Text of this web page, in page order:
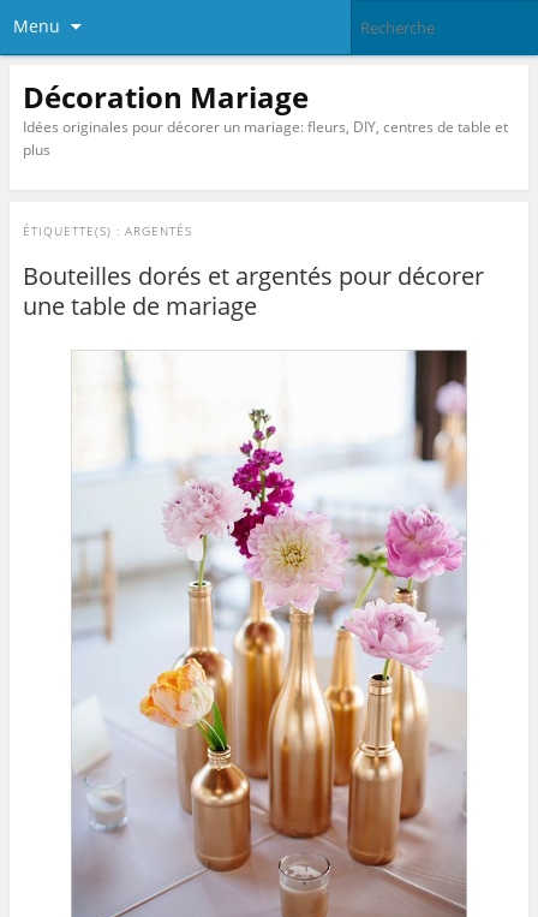
Menu
Décoration Mariage
Idées originales pour décorer un mariage: fleurs, DIY, centres de table et
plus
ÉTIQUETTE(S) : ARGENTÉS
Bouteilles dorés et argentés pour décorer
une table de mariage